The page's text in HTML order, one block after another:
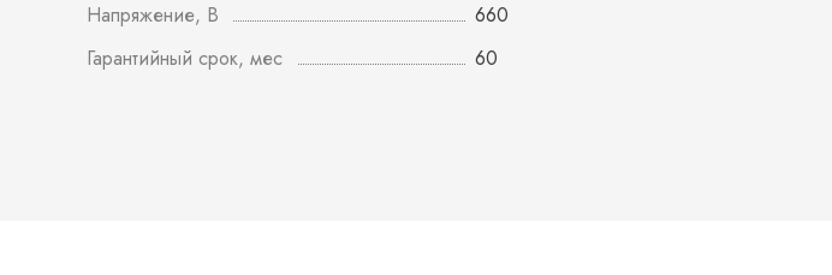
Напряжение, В
660
Гарантийный срок, мес
60